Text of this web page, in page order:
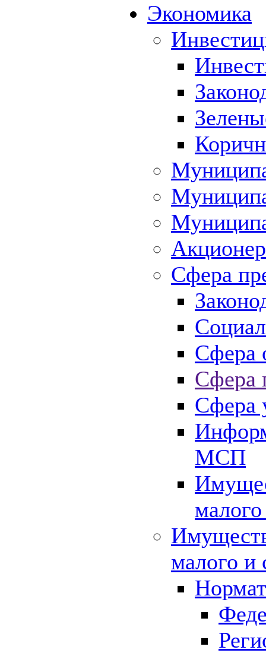
Экономика
Сфера
Сфера
Сфера
Сфера
МСП
малого и